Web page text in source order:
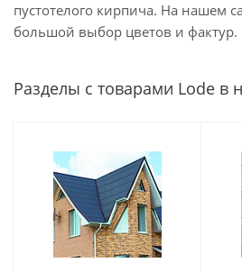
пустотелого кирпича. На нашем
большой выбор цветов и фактур.
Разделы с товарами Lode в